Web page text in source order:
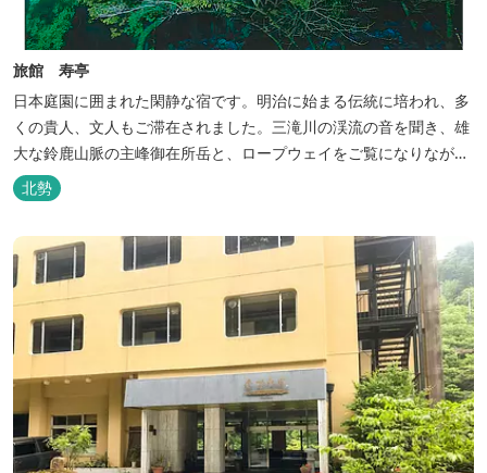
旅館 寿亭
日本庭園に囲まれた閑静な宿です。明治に始まる伝統に培われ、多
くの貴人、文人もご滞在されました。三滝川の渓流の音を聞き、雄
大な鈴鹿山脈の主峰御在所岳と、ロープウェイをご覧になりながら
お入りいただく露天風呂は気持ちがいいです。 また、庭園にある昭
和初期の離れの客間を改装した貸切風呂（６タイプ）はレトロクラ
シカルな雰囲気でみなさまに好評をいただいております。夕食は部
屋食の為、お子様連れやカッ...
北勢